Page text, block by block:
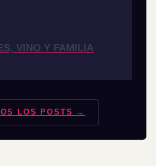
VINO Y FAMILIA
LOS POSTS →